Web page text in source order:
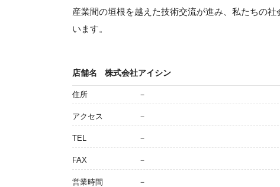
産業間の垣根を越えた技術交流が進み、私たちの
います。
店舗名 株式会社アイシン
住所 －
アクセス －
TEL －
FAX －
営業時間 －